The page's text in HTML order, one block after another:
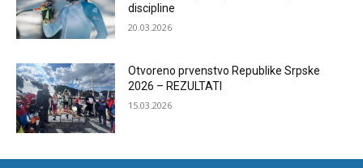
discipline
20.03.2026
Otvoreno prvenstvo Republike Srpske
2026 – REZULTATI
15.03.2026